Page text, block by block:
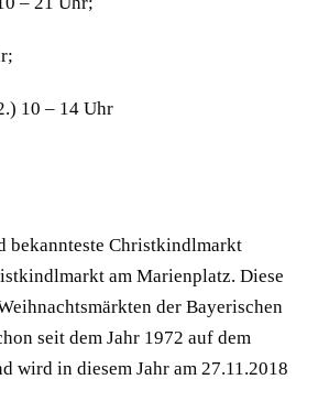
10 – 14 Uhr
bekannteste Christkindlmarkt
am Marienplatz. Diese
der Bayerischen
seit dem Jahr 1972 auf dem
wird in diesem Jahr am 27.11.2018